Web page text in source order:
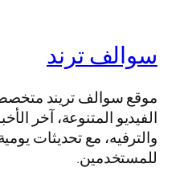
سوالف ترند
موقع سوالف تريند
الفيديو المتنوعة، آخر
والترفيه، مع تحديثات
للمستخدمين.